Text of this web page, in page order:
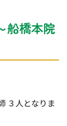
船橋本院
３人となりま